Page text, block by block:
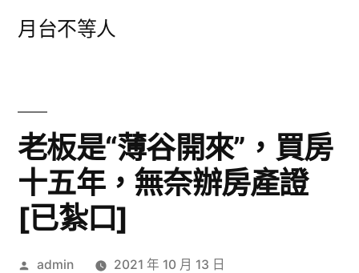
月台不等人
老板是“薄谷開來”，買房
十五年，無奈辦房產證
[已紮口]
作
admin 2021 年 10 月 13 日